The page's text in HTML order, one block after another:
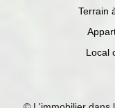
Terrain
Local